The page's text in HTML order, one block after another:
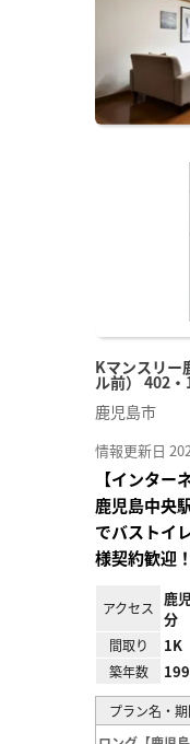
Kマンスリー
ル前） 402
鹿児島市
情報更新日
【インター
鹿児島中央
でバストイ
様契約歓迎！
アクセス
鹿
分
間取り 1K
築年数
プラン名・期